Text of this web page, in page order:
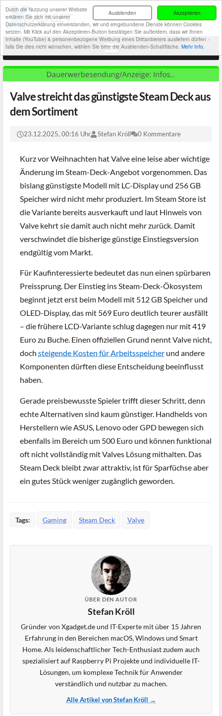
Akzeptieren
Ausblenden
Durch die Nutzung unserer Website
erklären Sie sich mit unserer
Datenschutzerklärung einverstanden, wir und eingebundene Dienste können Cookies
setzen. Mit Klick auf den Akzeptieren-Button bestätigen Sie außerdem, dass wir Ihnen
Inhalte (YouTube) & personenbezogene Werbung eines Drittanbieters ausliefern dürfen -
falls Sie dies nicht wünschen, wählen Sie bitte die Ausblenden-Schaltfläche. Mehr Info.
Valve streicht das günstigste Steam Deck aus
dem Sortiment
23.12.2025, 00:16 Uhr Stefan Kröll 0 Kommentare
Kurz vor Weihnachten hat Valve eine leise aber wichtige
Änderung im Steam-Deck-Angebot vorgenommen. Das
bislang günstigste Modell mit LC-Display und 256 GB
Speicher wird nicht mehr produziert. Im Steam Store ist
die Variante bereits ausverkauft und laut Hinweis von
Valve kehrt sie damit auch nicht mehr zurück. Damit
verschwindet die bisherige günstige Einstiegsversion
endgültig vom Markt.
Für Kaufinteressierte bedeutet das nun einen spürbaren
Preissprung. Der Einstieg ins Steam-Deck-Ökosystem
beginnt jetzt erst beim Modell mit 512 GB Speicher und
OLED-Display, das mit 569 Euro deutlich teurer ausfällt
– die frühere LCD-Variante schlug dagegen nur mit 419
Euro zu Buche. Einen offiziellen Grund nennt Valve nicht,
doch steigende Kosten für Arbeitsspeicher und andere
Komponenten dürften diese Entscheidung beeinflusst
haben.
Gerade preisbewusste Spieler trifft dieser Schritt, denn
echte Alternativen sind kaum günstiger. Handhelds von
Herstellern wie ASUS, Lenovo oder GPD bewegen sich
ebenfalls im Bereich um 500 Euro und können funktional
oft nicht vollständig mit Valves Lösung mithalten. Das
Steam Deck bleibt zwar attraktiv, ist für Sparfüchse aber
ein gutes Stück weniger zugänglich geworden.
Tags: Gaming Steam Deck Valve
ÜBER DEN AUTOR
Stefan Kröll
Gründer von Xgadget.de und IT-Experte mit über 15 Jahren
Erfahrung in den Bereichen macOS, Windows und Smart
Home. Als leidenschaftlicher Tech-Enthusiast zudem auch
spezialisiert auf Raspberry Pi Projekte und individuelle IT-
Lösungen, um komplexe Technik für Anwender
verständlich und nutzbar zu machen.
Alle Artikel von Stefan Kröll →